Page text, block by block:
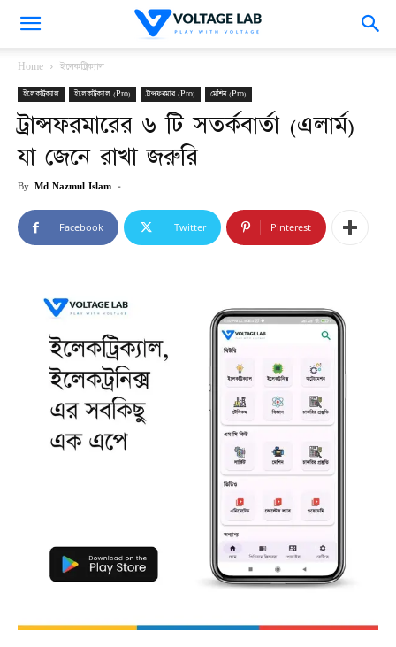
VoltageLab
Home ইলেকট্রিক্যাল
ইলেকট্রিক্যাল ইলেকট্রিক্যাল (Pro) ট্রান্সফরমার (Pro) মেশিন (Pro)
ট্রান্সফরমারের ৬ টি সতর্কবার্তা (এলার্ম)
যা জেনে রাখা জরুরি
By Md Nazmul Islam -
Facebook Twitter Pinterest